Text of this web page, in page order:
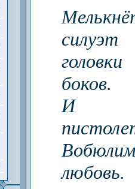
силуэт
боков.
И
любовь.